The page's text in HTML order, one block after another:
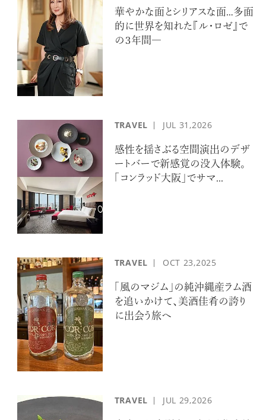
華やかな面とシリアスな面…多面
的に世界を知れた『ル・ロゼ』で
の３年間―
TRAVEL JUL 31,2026
感性を揺さぶる空間演出のデザ
ートバーで新感覚の没入体験。
「コンラッド大阪」でサマ...
TRAVEL OCT 23,2025
「風のマジム」の純沖縄産ラム酒
を追いかけて、美酒佳肴の誇り
に出会う旅へ
TRAVEL JUL 29,2026